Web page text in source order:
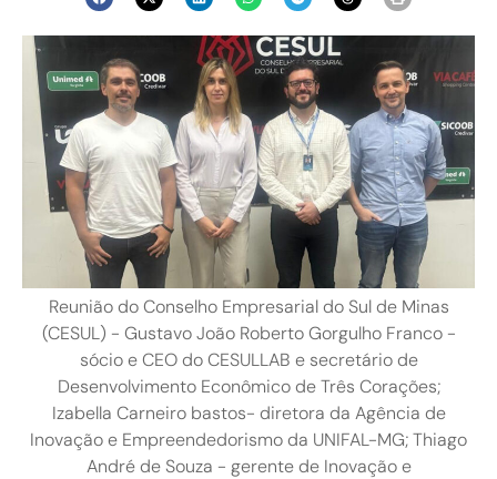
Reunião do Conselho Empresarial do Sul de Minas
(CESUL) - Gustavo João Roberto Gorgulho Franco -
sócio e CEO do CESULLAB e secretário de
Desenvolvimento Econômico de Três Corações;
Izabella Carneiro bastos- diretora da Agência de
Inovação e Empreendedorismo da UNIFAL-MG; Thiago
André de Souza - gerente de Inovação e